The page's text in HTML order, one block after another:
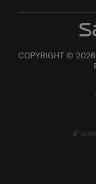
COPYRIGHT ©
คำแถ